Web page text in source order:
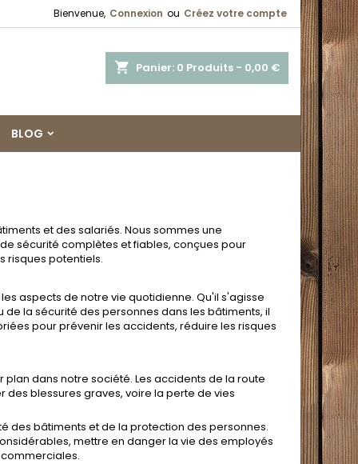
Bienvenue, Connexion ou Créez votre compte
shopping_cart Panier: 0 Produits - 0,00 €
BLOG
et des salariés. Nous sommes une
sécurité complètes et fiables, conçues pour
risques potentiels.
aspects de notre vie quotidienne. Qu'il s'agisse
la sécurité des personnes dans les bâtiments, il
pour prévenir les accidents, réduire les risques
dans notre société. Les accidents de la route
blessures graves, voire la perte de vies
des bâtiments et de la protection des personnes.
mettre en danger la vie des employés